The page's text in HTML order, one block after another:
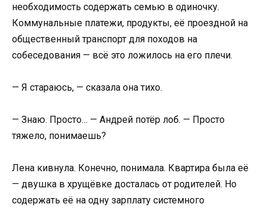
необходимость содержать семью в одиночку.
Коммунальные платежи, продукты, её проездной на
общественный транспорт для походов на
собеседования — всё это ложилось на его плечи.
— Я стараюсь, — сказала она тихо.
— Знаю. Просто… — Андрей потёр лоб. — Просто
тяжело, понимаешь?
Лена кивнула. Конечно, понимала. Квартира была её
— двушка в хрущёвке досталась от родителей. Но
содержать её на одну зарплату системного